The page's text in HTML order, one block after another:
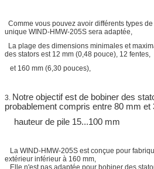
Comme vous pouvez avoir différents types
unique WIND-HMW-205S sera adaptée,
La plage des dimensions minimales et
des stators est 12 mm (0,48 pouce), 12 fentes,
et 160 mm (6,30 pouces),
3. Notre objectif est de bobiner des
probablement compris entre 80 mm et
hauteur de pile 15...100 mm
La WIND-HMW-205S est conçue pour
extérieur inférieur à 160 mm,
Elle n'est pas adaptée pour bobiner des